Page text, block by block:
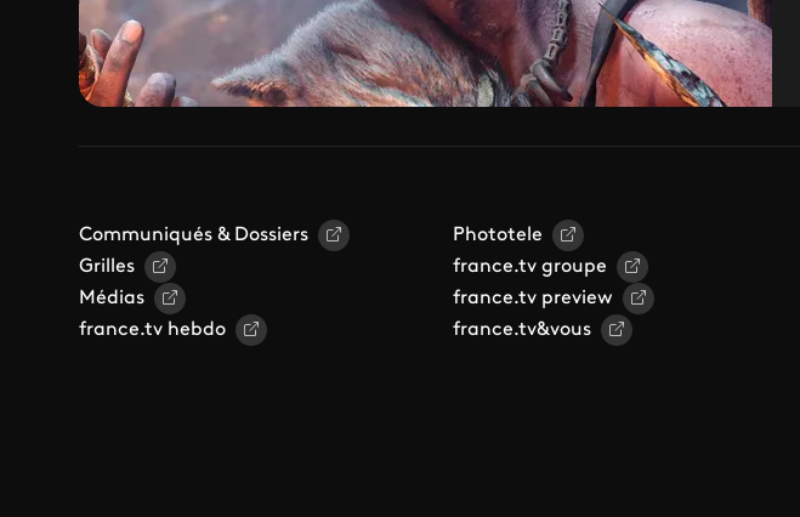
Communiqués & Dossiers
Grilles
Médias
france.tv hebdo
Phototele
france.tv groupe
france.tv preview
france.tv&vous